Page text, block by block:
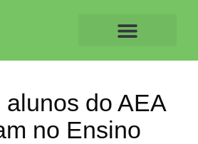
do AEA
no Ensino